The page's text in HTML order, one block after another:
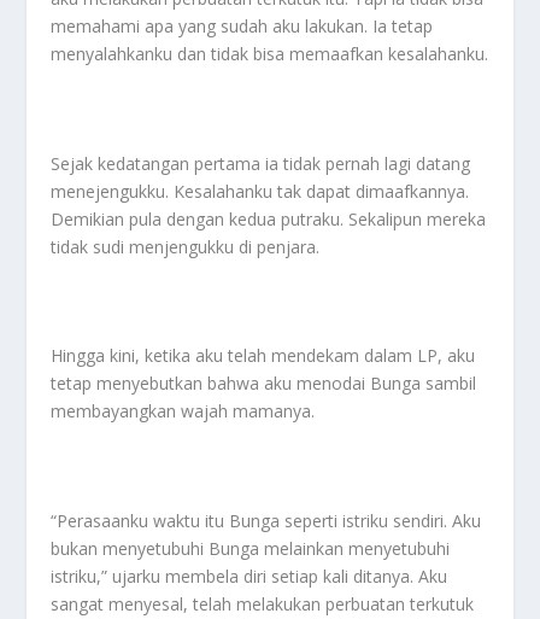
memahami apa yang sudah aku lakukan. Ia tetap
menyalahkanku dan tidak bisa memaafkan kesalahanku.
Sejak kedatangan pertama ia tidak pernah lagi datang
menejengukku. Kesalahanku tak dapat dimaafkannya.
Demikian pula dengan kedua putraku. Sekalipun mereka
tidak sudi menjengukku di penjara.
Hingga kini, ketika aku telah mendekam dalam LP, aku
tetap menyebutkan bahwa aku menodai Bunga sambil
membayangkan wajah mamanya.
“Perasaanku waktu itu Bunga seperti istriku sendiri. Aku
bukan menyetubuhi Bunga melainkan menyetubuhi
istriku,” ujarku membela diri setiap kali ditanya. Aku
sangat menyesal, telah melakukan perbuatan terkutuk